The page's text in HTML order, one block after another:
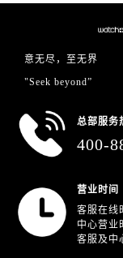
意无尽，至无界
"Seek beyond”
总部服务
400-
营业时间
客服在线
中心营业
客服及中